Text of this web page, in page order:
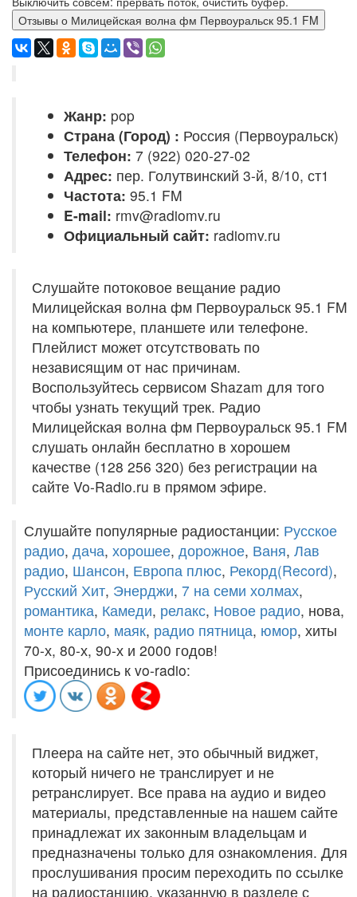
Отзывы о Милицейская волна фм Первоуральск 95.1 FM
Жанр: pop
Страна (Город) : Россия (Первоуральск)
Телефон: 7 (922) 020-27-02
Адрес: пер. Голутвинский 3-й, 8/10, ст1
Частота: 95.1 FM
E-mail: rmv@radiomv.ru
Официальный сайт: radiomv.ru
Слушайте потоковое вещание радио
Милицейская волна фм Первоуральск 95.1 FM
на компьютере, планшете или телефоне.
Плейлист может отсутствовать по
независящим от нас причинам.
Воспользуйтесь сервисом Shazam для того
чтобы узнать текущий трек. Радио
Милицейская волна фм Первоуральск 95.1 FM
слушать онлайн бесплатно в хорошем
качестве (128 256 320) без регистрации на
сайте Vo-Radio.ru в прямом эфире.
Слушайте популярные радиостанции: Русское
радио, дача, хорошее, дорожное, Ваня, Лав
радио, Шансон, Европа плюс, Рекорд(Record),
Русский Хит, Энерджи, 7 на семи холмах,
романтика, Камеди, релакс, Новое радио, нова,
монте карло, маяк, радио пятница, юмор, хиты
70-х, 80-х, 90-х и 2000 годов!
Присоединись к vo-radio:
Плеера на сайте нет, это обычный виджет,
который ничего не транслирует и не
ретранслирует. Все права на аудио и видео
материалы, представленные на нашем сайте
принадлежат их законным владельцам и
предназначены только для ознакомления. Для
прослушивания просим переходить по ссылке
на радиостанцию, указанную в разделе с